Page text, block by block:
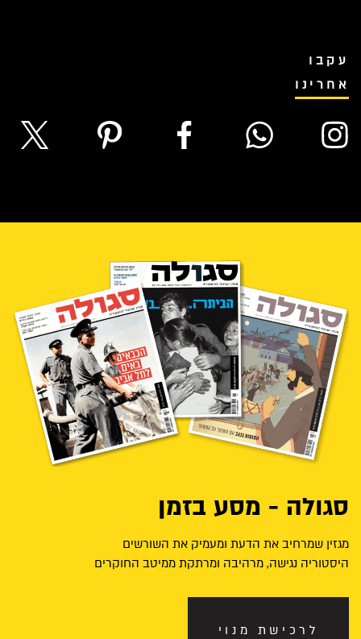
עקבו
אחרינו
סגולה - מסע בזמן
מגזין שמרחיב את הדעת ומעמיק את השורשים
היסטוריה נגישה, מרהיבה ומרתקת ממיטב החוקרים
לרכישת מנוי